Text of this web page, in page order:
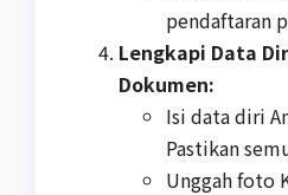
pendaftaran
Lengkapi Data
Dokumen:
Isi data diri
Pastikan
Unggah foto